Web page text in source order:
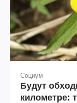
Социум
Будут
километре: